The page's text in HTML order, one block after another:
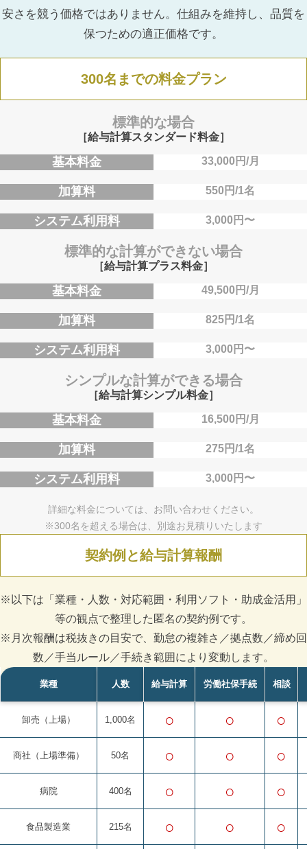
安さを競う価格ではありません。仕組みを維持し、品質を
保つための適正価格です。
300名までの料金プラン
標準的な場合
［給与計算スタンダード料金］
基本料金 33,000円/月
加算料 550円/1名
システム利用料 3,000円〜
標準的な計算ができない場合
［給与計算プラス料金］
基本料金 49,500円/月
加算料 825円/1名
システム利用料 3,000円〜
シンプルな計算ができる場合
［給与計算シンプル料金］
基本料金 16,500円/月
加算料 275円/1名
システム利用料 3,000円〜
詳細な料金については、お問い合わせください。
※300名を超える場合は、別途お見積りいたします
契約例と給与計算報酬
※以下は「業種・人数・対応範囲・利用ソフト・助成金活用」
等の観点で整理した匿名の契約例です。
※月次報酬は税抜きの目安で、勤怠の複雑さ／拠点数／締め回
数／手当ルール／手続き範囲により変動します。
業種 人数 給与計算 労働社保手続 相談
卸売（上場） 1,000名 ○ ○ ○
商社（上場準備） 50名 ○ ○ ○
病院 400名 ○ ○ ○
食品製造業 215名 ○ ○ ○